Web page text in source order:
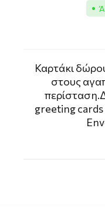
Καρτάκι
στους
greeting